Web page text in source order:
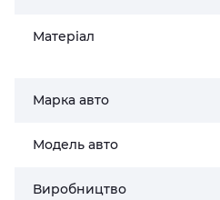
Матеріал
Марка авто
Модель авто
Виробництво